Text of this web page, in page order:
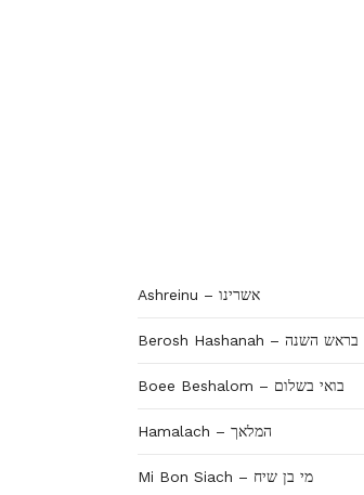
Ashreinu – אשרינו
Berosh Hashanah – בראש השנה
Boee Beshalom – בואי בשלום
Hamalach – המלאך
Mi Bon Siach – מי בן שיח